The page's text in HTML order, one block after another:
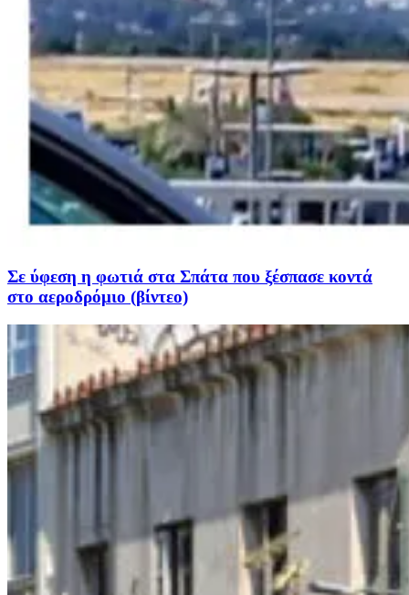
Σε ύφεση η φωτιά στα Σπάτα που ξέσπασε κοντά
στο αεροδρόμιο (βίντεο)